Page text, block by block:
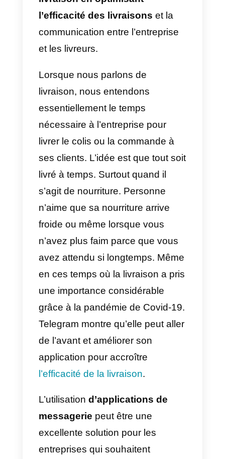
n’a pas encore reçu l’attention
qu’elle mérite, Telegram
Aujourd’hui, nous allons analyser
comment cette application de
messagerie peut vous aider à
améliorer votre activité. Il s’agit
égalementd’améliorer la
l’efficacité des livraisons
communication entre l’entreprise
et les livreurs.
Lorsque nous parlons de
livraison, nous entendons
essentiellement le temps
nécessaire à l’entreprise pour
livrer le colis ou la commande à
ses clients. L’idée est que tout
livré à temps. Surtout quand il
n’aime que sa nourriture arrive
froide ou même lorsque vous
n’avez plus faim parce que vous